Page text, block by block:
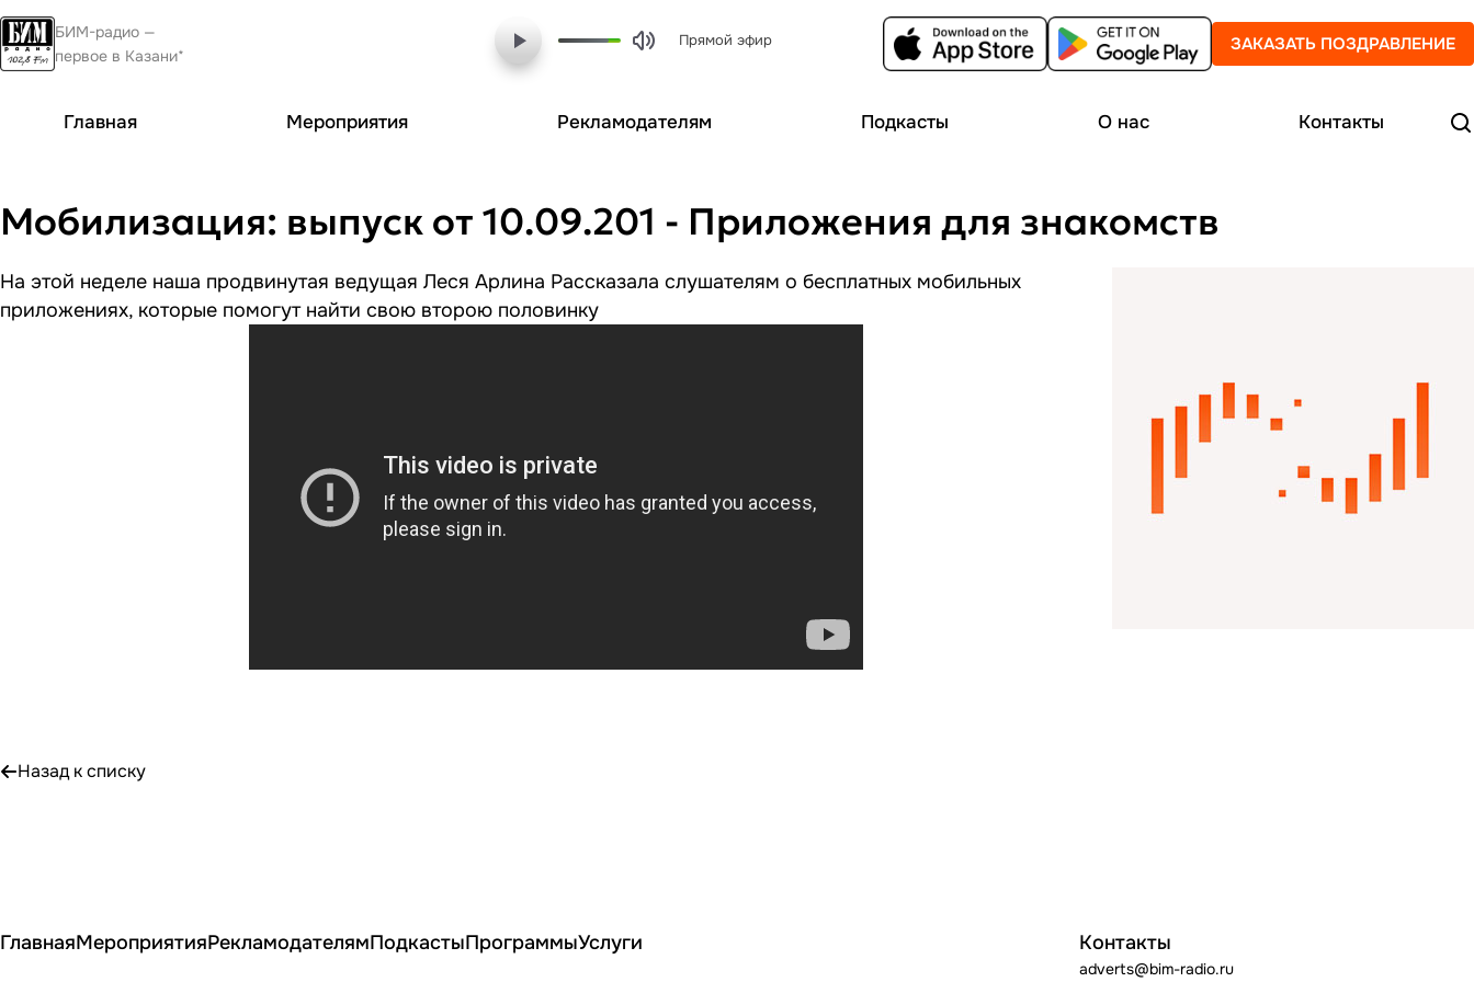
БИМ-радио —
первое в Казани*
Прямой эфир ЗАКАЗАТЬ ПОЗДРАВЛЕНИЕ
Главная Мероприятия Рекламодателям Подкасты О нас Контакты
Мобилизация: выпуск от 10.09.201 - Приложения для знакомств
На этой неделе наша продвинутая ведущая Леся Арлина Рассказала слушателям о бесплатных мобильных
приложениях, которые помогут найти свою второю половинку
Назад к списку
ГлавнаяМероприятияРекламодателямПодкастыПрограммыУслуги Контакты
adverts@bim-radio.ru